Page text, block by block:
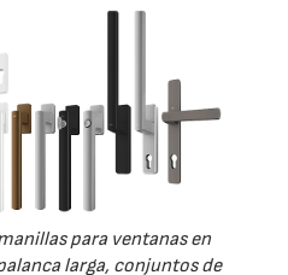
para ventanas en
larga, conjuntos de